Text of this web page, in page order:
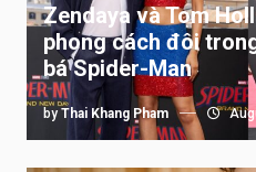
Zendaya và Tom
phong cách đôi
bá Spider-Man
by Thai Khang Pham